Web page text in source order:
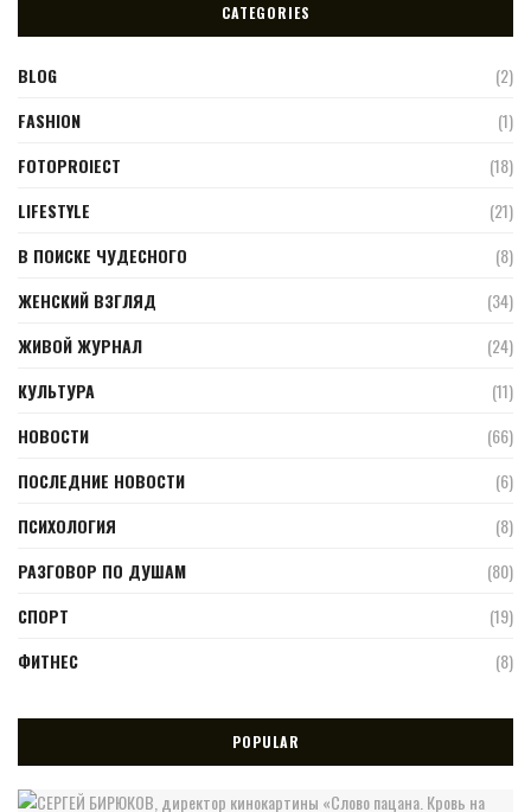
CATEGORIES
BLOG
(2)
FASHION
(1)
FOTOPROIECT
(18)
LIFESTYLE
(21)
В ПОИСКЕ ЧУДЕСНОГО
(8)
ЖЕНСКИЙ ВЗГЛЯД
(34)
ЖИВОЙ ЖУРНАЛ
(24)
КУЛЬТУРА
(11)
НОВОСТИ
(66)
ПОСЛЕДНИЕ НОВОСТИ
(6)
ПСИХОЛОГИЯ
(8)
РАЗГОВОР ПО ДУШАМ
(80)
СПОРТ
(19)
ФИТНЕС
(8)
POPULAR